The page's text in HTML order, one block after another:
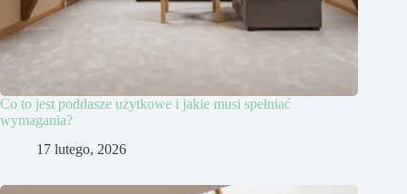
Co to jest poddasze użytkowe i jakie musi spełniać
wymagania?
17 lutego, 2026